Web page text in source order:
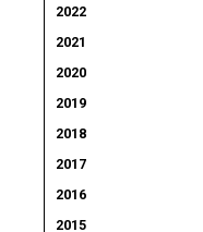
2022
2021
2020
2019
2018
2017
2016
2015